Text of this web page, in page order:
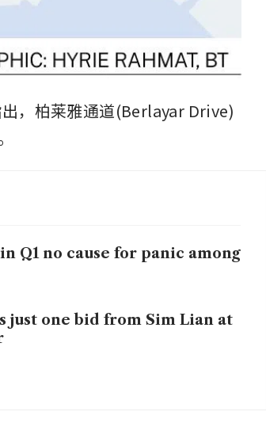
，柏莱雅通道(Berlayar Drive)
Q1 no cause for panic among
one bid from Sim Lian at